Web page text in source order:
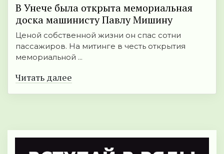
В Унече была открыта мемориальная
доска машинисту Павлу Мишину
Ценой собственной жизни он спас сотни
пассажиров. На митинге в честь открытия
мемориальной ...
Читать далее